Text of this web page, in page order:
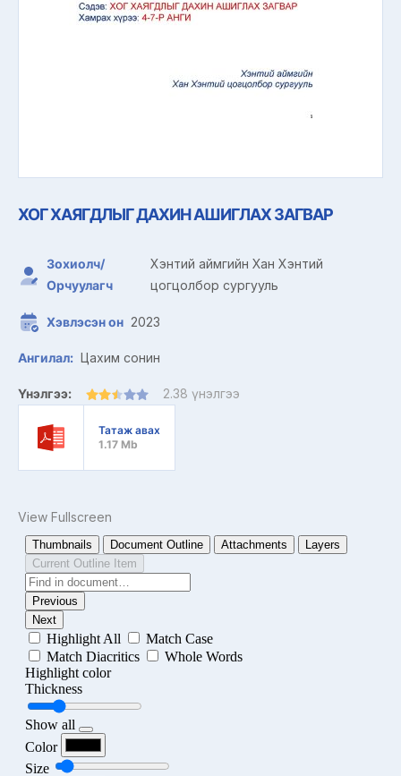
ХОГ ХАЯГДЛЫГ ДАХИН АШИГЛАХ ЗАГВАР
Зохиолч/
Орчуулагч
Хэнтий аймгийн Хан Хэнтий
цогцолбор сургууль
Хэвлэсэн он 2023
Ангилал: Цахим сонин
Үнэлгээ: 2.38 үнэлгээ
Татаж авах
1.17 Mb
View Fullscreen